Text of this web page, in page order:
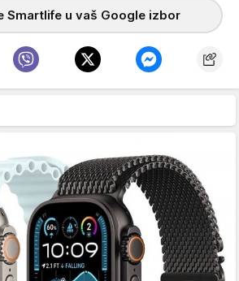
Smartlife u vaš Google izbor